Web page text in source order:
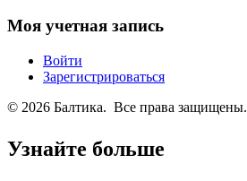
Моя учетная запись
Войти
Зарегистрироваться
© 2026 Балтика. Все права защищены.
Узнайте больше